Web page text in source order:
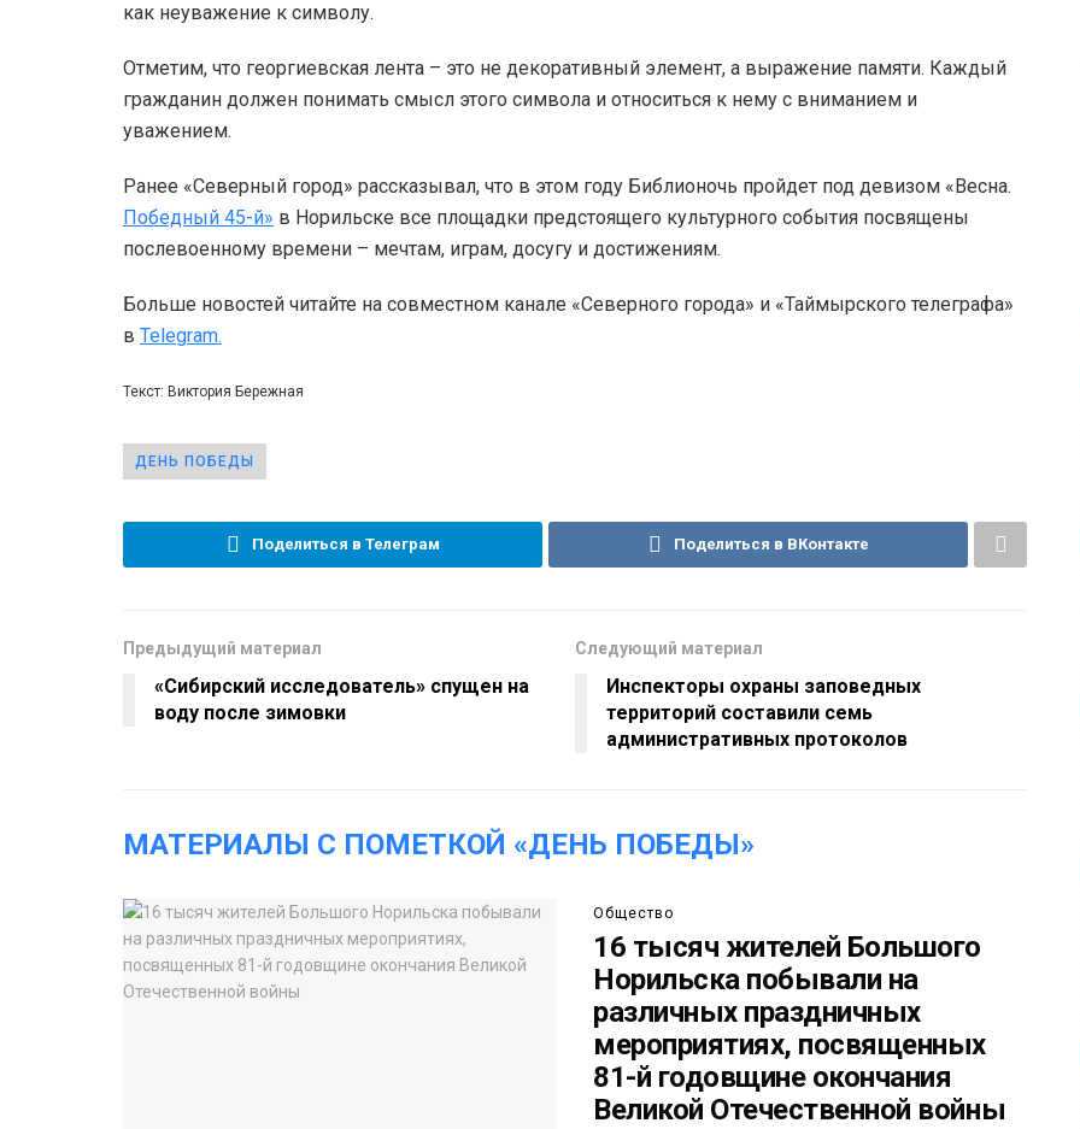
как неуважение к символу.
Отметим, что георгиевская лента – это не декоративный элемент, а выражение памяти. Каждый
гражданин должен понимать смысл этого символа и относиться к нему с вниманием и
уважением.
Ранее «Северный город» рассказывал, что в этом году Библионочь пройдет под девизом «Весна.
Победный 45-й» в Норильске все площадки предстоящего культурного события посвящены
послевоенному времени – мечтам, играм, досугу и достижениям.
Больше новостей читайте на совместном канале «Северного города» и «Таймырского телеграфа»
в Telegram.
Текст: Виктория Бережная
ДЕНЬ ПОБЕДЫ
Поделиться в Телеграм Поделиться в ВКонтакте
Предыдущий материал
«Сибирский исследователь» спущен на
воду после зимовки
Следующий материал
Инспекторы охраны заповедных
территорий составили семь
административных протоколов
МАТЕРИАЛЫ С ПОМЕТКОЙ «ДЕНЬ ПОБЕДЫ»
Общество
16 тысяч жителей Большого
Норильска побывали на
различных праздничных
мероприятиях, посвященных
81-й годовщине окончания
Великой Отечественной войны